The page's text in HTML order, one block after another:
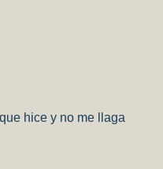
hice y no me llaga